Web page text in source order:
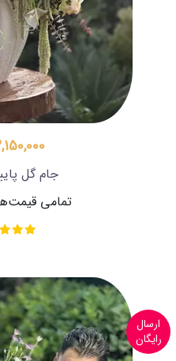
13,150,000
جام گل
تمامی
ارسال
رایگان